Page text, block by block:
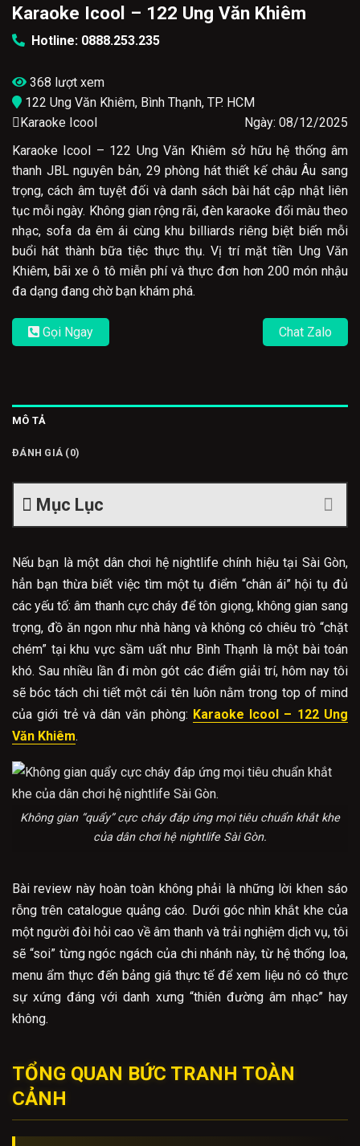
Karaoke Icool – 122 Ung Văn Khiêm
Hotline: 0888.253.235
368 lượt xem
122 Ung Văn Khiêm, Bình Thạnh, TP. HCM
Karaoke Icool
Ngày: 08/12/2025
Karaoke Icool – 122 Ung Văn Khiêm sở hữu hệ thống âm
thanh JBL nguyên bản, 29 phòng hát thiết kế châu Âu sang
trọng, cách âm tuyệt đối và danh sách bài hát cập nhật liên
tục mỗi ngày. Không gian rộng rãi, đèn karaoke đổi màu theo
nhạc, sofa da êm ái cùng khu billiards riêng biệt biến mỗi
buổi hát thành bữa tiệc thực thụ. Vị trí mặt tiền Ung Văn
Khiêm, bãi xe ô tô miễn phí và thực đơn hơn 200 món nhậu
đa dạng đang chờ bạn khám phá.
Gọi Ngay Chat Zalo
MÔ TẢ
ĐÁNH GIÁ (0)
Mục Lục
Nếu bạn là một dân chơi hệ nightlife chính hiệu tại Sài Gòn,
hẳn bạn thừa biết việc tìm một tụ điểm “chân ái” hội tụ đủ
các yếu tố: âm thanh cực cháy để tôn giọng, không gian sang
trọng, đồ ăn ngon như nhà hàng và không có chiêu trò “chặt
chém” tại khu vực sầm uất như Bình Thạnh là một bài toán
khó. Sau nhiều lần đi mòn gót các điểm giải trí, hôm nay tôi
sẽ bóc tách chi tiết một cái tên luôn nằm trong top of mind
của giới trẻ và dân văn phòng: Karaoke Icool – 122 Ung
Văn Khiêm.
Không gian “quẩy” cực cháy đáp ứng mọi tiêu chuẩn khắt khe
của dân chơi hệ nightlife Sài Gòn.
Bài review này hoàn toàn không phải là những lời khen sáo
rỗng trên catalogue quảng cáo. Dưới góc nhìn khắt khe của
một người đòi hỏi cao về âm thanh và trải nghiệm dịch vụ, tôi
sẽ “soi” từng ngóc ngách của chi nhánh này, từ hệ thống loa,
menu ẩm thực đến bảng giá thực tế để xem liệu nó có thực
sự xứng đáng với danh xưng “thiên đường âm nhạc” hay
không.
TỔNG QUAN BỨC TRANH TOÀN
CẢNH